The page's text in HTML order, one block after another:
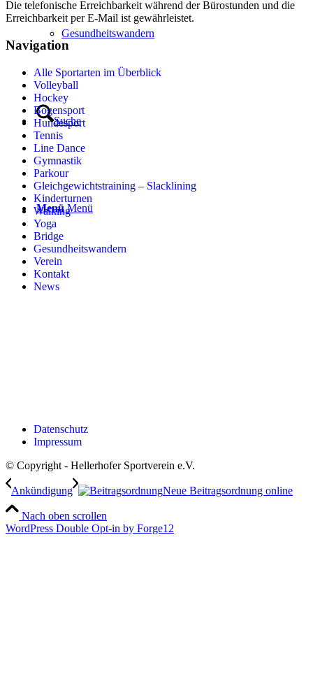
Gesundheitswandern
Suche
Menü Menü
Die telefonische Erreichbarkeit während der Bürostunden und die
Erreichbarkeit per E-Mail ist gewährleistet.
Navigation
Alle Sportarten im Überblick
Volleyball
Hockey
Bogensport
Hundesport
Tennis
Line Dance
Gymnastik
Parkour
Gleichgewichtstraining – Slacklining
Kinderturnen
Walking
Yoga
Bridge
Gesundheitswandern
Verein
Kontakt
News
Datenschutz
Impressum
© Copyright - Hellerhofer Sportverein e.V.
Ankündigung Neue Beitragsordnung online
Nach oben scrollen
WordPress Double Opt-in by Forge12